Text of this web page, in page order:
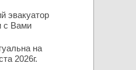
эвакуатор
с Вами
на
2026г.